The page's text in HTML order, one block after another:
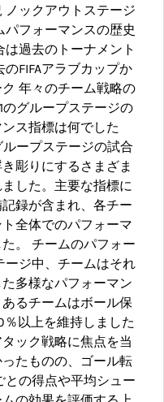
ノックアウトステージ
フォーマンスの歴史
過去のトーナメント
FIFAアラブカップか
年々のチーム戦略の
のグループステージの
ス指標は何でした
ループステージの試合
彫りにするさまざま
した。主要な指標に
録が含まれ、各チー
全体でのパフォーマ
。 チームのパフォー
ージ中、チームはそれ
多様なパフォーマン
るチームはボール保
以上を維持しました
ック戦略に焦点を当
たものの、ゴール転
の得点や平均シュー